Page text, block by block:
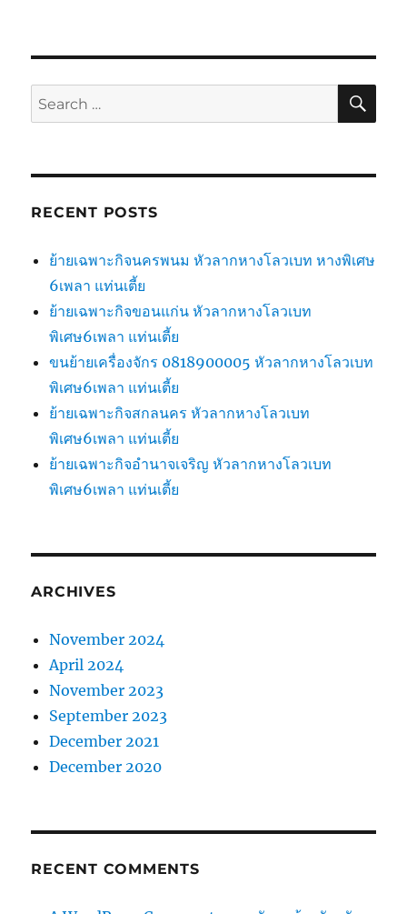
Search
for:
RECENT POSTS
ย้ายเฉพาะกิจนครพนม หัวลากหางโลวเบท หางพิเศษ
6เพลา แท่นเตี้ย
ย้ายเฉพาะกิจขอนแก่น หัวลากหางโลวเบท
พิเศษ6เพลา แท่นเตี้ย
ขนย้ายเครื่องจักร 0818900005 หัวลากหางโลวเบท
พิเศษ6เพลา แท่นเตี้ย
ย้ายเฉพาะกิจสกลนคร หัวลากหางโลวเบท
พิเศษ6เพลา แท่นเตี้ย
ย้ายเฉพาะกิจอำนาจเจริญ หัวลากหางโลวเบท
พิเศษ6เพลา แท่นเตี้ย
ARCHIVES
November 2024
April 2024
November 2023
September 2023
December 2021
December 2020
RECENT COMMENTS